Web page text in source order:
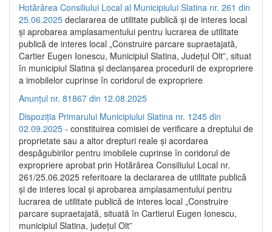
Hotărârea Consiliului Local al Municipiului Slatina nr. 261 din
25.06.2025 declararea de utilitate publică și de interes local
și aprobarea amplasamentului pentru lucrarea de utilitate
publică de interes local „Construire parcare supraetajată,
Cartier Eugen Ionescu, Municipiul Slatina, Județul Olt”, situat
în municipiul Slatina și declanșarea procedurii de expropriere
a imobilelor cuprinse în coridorul de expropriere
Anunțul nr. 81867 din 12.08.2025
Dispoziția Primarului Municipiului Slatina nr. 1245 din
02.09.2025 - constituirea comisiei de verificare a dreptului de
proprietate sau a altor drepturi reale și acordarea
despăgubirilor pentru imobilele cuprinse în coridorul de
expropriere aprobat prin Hotărârea Consiliului Local nr.
261/25.06.2025 referitoare la declararea de utilitate publică
și de interes local și aprobarea amplasamentului pentru
lucrarea de utilitate publică de interes local „Construire
parcare supraetajată, situată în Cartierul Eugen Ionescu,
municipiul Slatina, județul Olt”